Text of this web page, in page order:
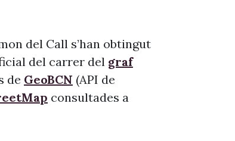
del Call s’han obtingut
del carrer del graf
de GeoBCN (API de
consultades a